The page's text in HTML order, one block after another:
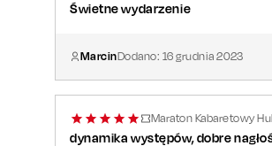
Świetne wydarzenie
MarcinDodano: 16 grudnia 2023
Maraton Kabaretowy
dynamika występów, dobre